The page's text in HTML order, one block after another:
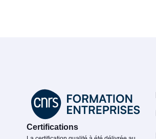
Certifications